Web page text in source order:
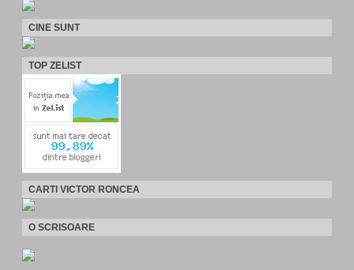
CINE SUNT
TOP ZELIST
CARTI VICTOR RONCEA
O SCRISOARE